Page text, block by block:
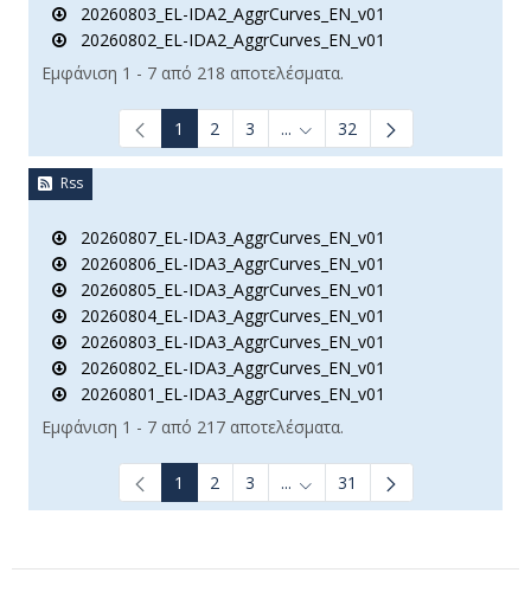
20260803_EL-IDA2_AggrCurves_EN_v01
20260802_EL-IDA2_AggrCurves_EN_v01
Εμφάνιση 1 - 7 από 218 αποτελέσματα.
1 2 3 ... Ενδιάμεσες σελίδες Use
32
Rss
20260807_EL-IDA3_AggrCurves_EN_v01
20260806_EL-IDA3_AggrCurves_EN_v01
20260805_EL-IDA3_AggrCurves_EN_v01
20260804_EL-IDA3_AggrCurves_EN_v01
20260803_EL-IDA3_AggrCurves_EN_v01
20260802_EL-IDA3_AggrCurves_EN_v01
20260801_EL-IDA3_AggrCurves_EN_v01
Εμφάνιση 1 - 7 από 217 αποτελέσματα.
1 2 3 ... Ενδιάμεσες σελίδες Use
31